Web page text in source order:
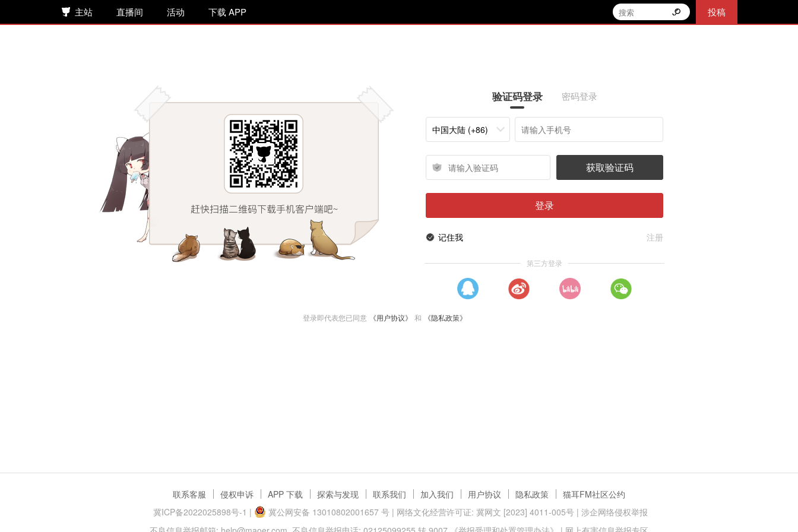
主站 直播间 活动 下载 APP 投稿
验证码登录 密码登录
中国大陆 (+86)
获取验证码
登录
记住我 注册
第三方登录
登录即代表您已同意 《用户协议》 和 《隐私政策》
联系客服 侵权申诉 APP 下载 探索与发现 联系我们 加入我们 用户协议 隐私政策
猫耳FM社区公约
冀ICP备2022025898号-1 | 冀公网安备 13010802001657 号| 网络文化经营许可证: 冀网文 [2023] 4011-005号 | 涉企网络侵权举报